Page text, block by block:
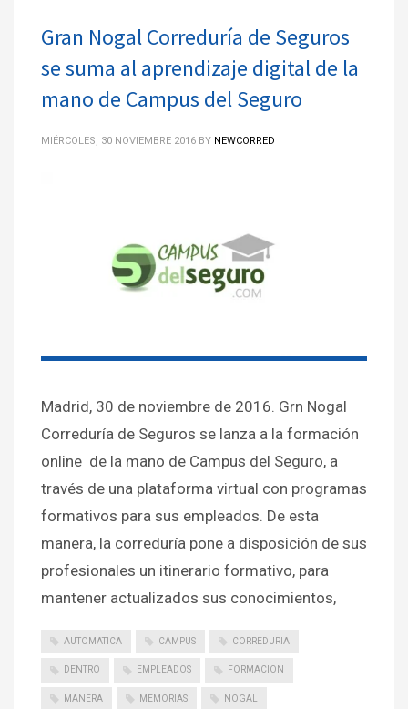
Gran Nogal Correduría de Seguros
se suma al aprendizaje digital de la
mano de Campus del Seguro
MIÉRCOLES, 30 NOVIEMBRE 2016 BY NEWCORRED
Madrid, 30 de noviembre de 2016. Grn Nogal
Correduría de Seguros se lanza a la formación
online de la mano de Campus del Seguro, a
través de una plataforma virtual con programas
formativos para sus empleados. De esta
manera, la correduría pone a disposición de sus
profesionales un itinerario formativo, para
mantener actualizados sus conocimientos,
AUTOMATICA CAMPUS CORREDURIA
DENTRO EMPLEADOS FORMACION
MANERA MEMORIAS NOGAL